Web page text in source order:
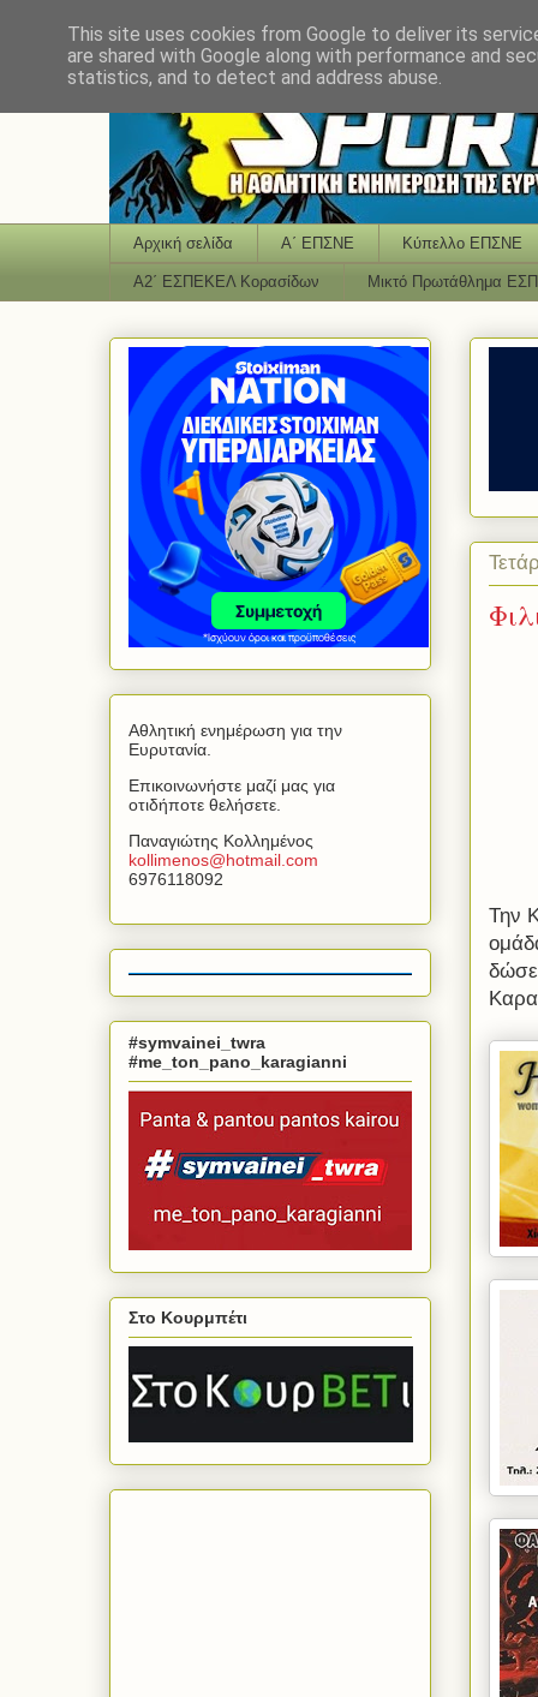
Αρχική σελίδα Α΄ ΕΠΣΝΕ Κύπελλο ΕΠΣΝΕ
Α2΄ ΕΣΠΕΚΕΛ Κορασίδων Μικτό Πρωτάθλημα
Την
Αθλητική ενημέρωση για την
Ευρυτανία.
Επικοινωνήστε μαζί μας για
οτιδήποτε θελήσετε.
Παναγιώτης Κολλημένος
kollimenos@hotmail com
6976118092
#symvainei_twra
#me_ton_pano_karagianni
Στο Κουρμπέτι
This site uses cookies from Google to deliver its
are shared with Google along with performance and
statistics, and to detect and address abuse.